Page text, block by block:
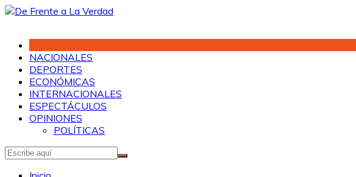
Saltar
NACIONALES
DEPORTES
ECONÓMICAS
INTERNACIONALES
ESPECTÁCULOS
OPINIONES
POLÍTICAS